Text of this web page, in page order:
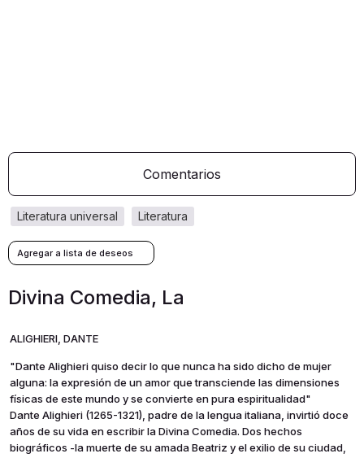
Comentarios
literatura
literatura universal
Divina Comedia, La
ALIGHIERI, DANTE
"Dante Alighieri quiso decir lo que nunca ha sido dicho de mujer
alguna: la expresión de un amor que transciende las dimensiones
físicas de este mundo y se convierte en pura espiritualidad"
Dante Alighieri (1265-1321), padre de la lengua italiana, invirtió doce
años de su vida en escribir la Divina Comedia. Dos hechos
biográficos -la muerte de su amada Beatriz y el exilio de su ciudad,